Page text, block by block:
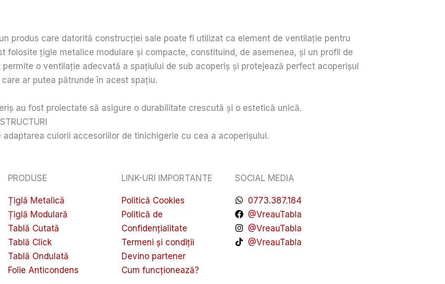
produs care datorită construcției sale poate fi utilizat ca element de ventilație pentru
folosite țigle metalice modulare și compacte, constituind, de asemenea, și un profil de
o ventilație adecvată a spațiului de sub acoperiș și protejează perfect acoperișul
ar putea pătrunde în acest spațiu.
au fost proiectate să asigure o durabilitate crescută și o estetică unică.
culorii accesoriilor de tinichigerie cu cea a acoperișului.
PRODUSE
Țiglă Metalică
Țiglă Modulară
Tablă Cutată
Tablă Click
Tablă Ondulată
Folie Anticondens
LINK-URI IMPORTANTE
Politică Cookies
Politică de
Confidențialitate
Termeni și condiții
Devino partener
Cum funcționează?
SOCIAL MEDIA
0773.387.184
@VreauTabla
@VreauTabla
@VreauTabla